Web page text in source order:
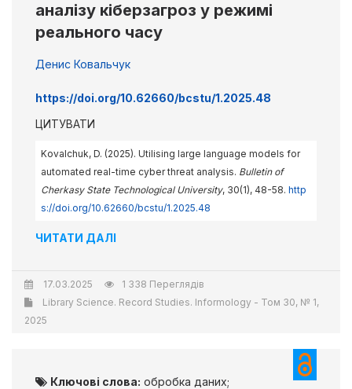
аналізу кіберзагроз у режимі
реального часу
Денис Ковальчук
https://doi.org/10.62660/bcstu/1.2025.48
ЦИТУВАТИ
Kovalchuk, D. (2025). Utilising large language models for
automated real-time cyber threat analysis. Bulletin of
Cherkasy State Technological University, 30(1), 48-58. http
s://doi.org/10.62660/bcstu/1.2025.48
ЧИТАТИ ДАЛІ
17.03.2025
1 338 Переглядів
Library Science. Record Studies. Informology - Том 30, № 1,
2025
Ключові слова: обробка даних;